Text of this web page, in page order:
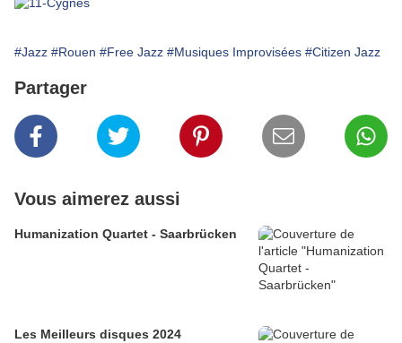
#Jazz #Rouen #Free Jazz #Musiques Improvisées #Citizen Jazz
Partager
Vous aimerez aussi
Humanization Quartet - Saarbrücken
Les Meilleurs disques 2024